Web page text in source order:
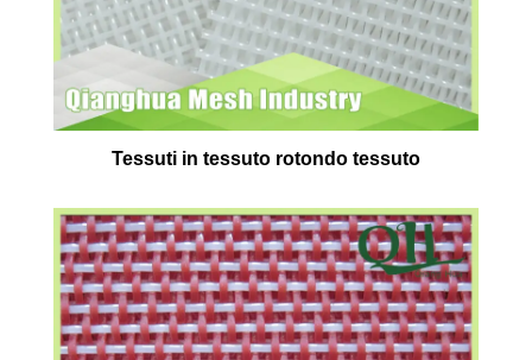
Tessuti in tessuto rotondo tessuto